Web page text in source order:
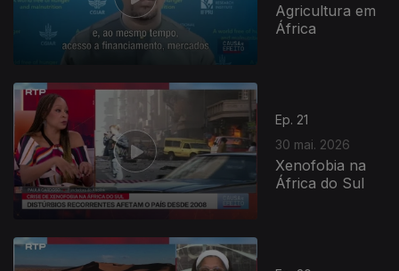
Agricultura em
África
Ep. 21
30 mai. 2026
Xenofobia na
África do Sul